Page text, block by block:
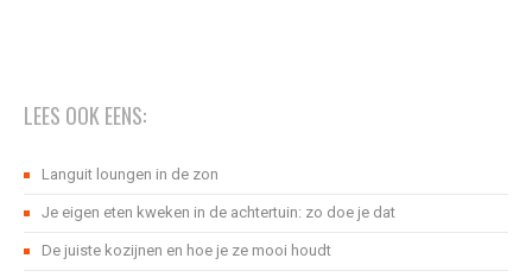
LEES OOK EENS:
Languit loungen in de zon
Je eigen eten kweken in de achtertuin: zo doe je dat
De juiste kozijnen en hoe je ze mooi houdt